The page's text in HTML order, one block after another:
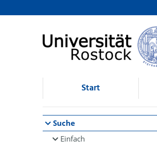
Browsen
direkt zum Inhalt
Start
Suche
Einfach